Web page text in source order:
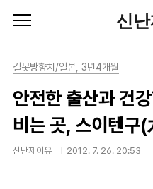
신
길못방향치/일본, 3년4개월
안전한 출산과 건
비는 곳, 스이텐
신난제이유 2012. 7. 26. 20:53